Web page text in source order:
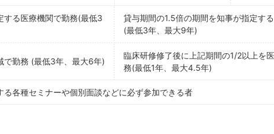
する医療機関で勤務(最低3
貸与期間の1.5倍の期間を知事が指定す
(最低3年、最大9年)
で勤務 (最低3年、最大6年)
臨床研修修了後に上記期間の1/2以上を
務(最低1年、最大4.5年)
各種セミナーや個別面談などに必ず参加できる者